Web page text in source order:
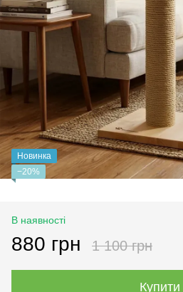
Новинка
−20%
В наявності
880 грн 1 100 грн
Купити